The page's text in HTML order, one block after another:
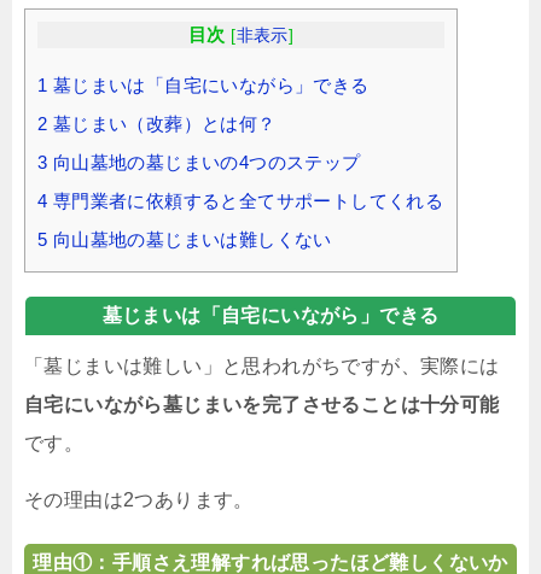
目次 [非表示]
1 墓じまいは「自宅にいながら」できる
2 墓じまい（改葬）とは何？
3 向山墓地の墓じまいの4つのステップ
4 専門業者に依頼すると全てサポートしてくれる
5 向山墓地の墓じまいは難しくない
墓じまいは「自宅にいながら」できる
「墓じまいは難しい」と思われがちですが、実際には
自宅にいながら墓じまいを完了させることは十分可能
です。
その理由は2つあります。
理由①：手順さえ理解すれば思ったほど難しくないか